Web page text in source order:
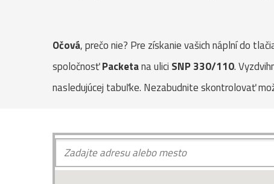
Očová, prečo nie? Pre získanie vašich náplní do
spoločnosťPacketana ulici SNP 330/110.
nasledujúcej tabuľke. Nezabudnite skontrolovať